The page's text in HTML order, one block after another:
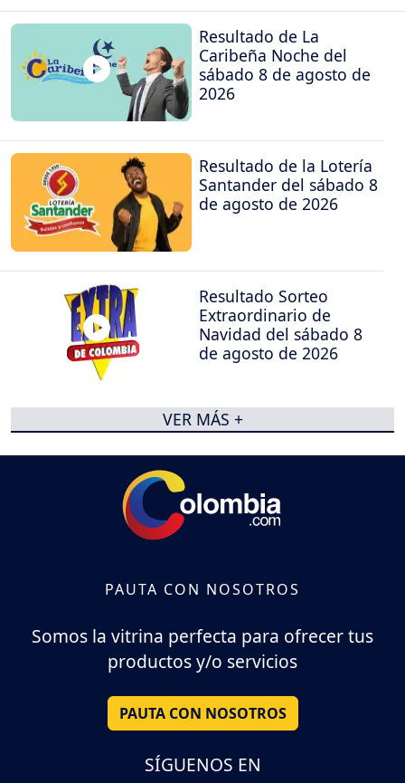
Resultado de La
Caribeña Noche del
sábado 8 de agosto de
2026
Resultado de la Lotería
Santander del sábado 8
de agosto de 2026
Resultado Sorteo
Extraordinario de
Navidad del sábado 8
de agosto de 2026
VER MÁS +
PAUTA CON NOSOTROS
Somos la vitrina perfecta para ofrecer tus
productos y/o servicios
PAUTA CON NOSOTROS
SÍGUENOS EN